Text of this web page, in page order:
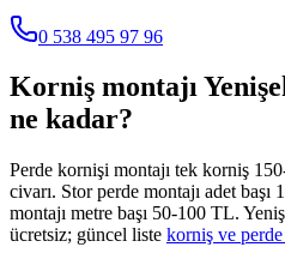
0 538 495 97 96
Korniş montajı
ne kadar?
Perde kornişi montajı tek korniş
civarı. Stor perde montajı adet
montajı metre başı 50-100 TL.
ücretsiz; güncel liste korniş ve